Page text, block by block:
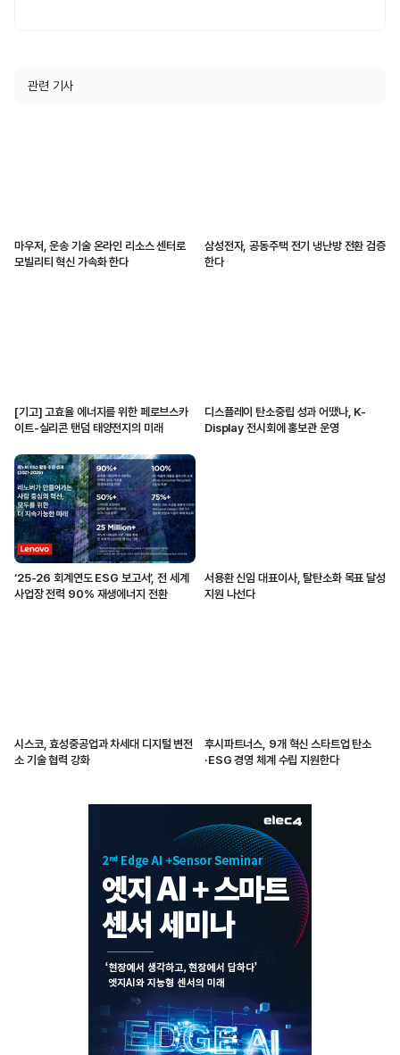
관련 기사
마우저, 운송 기술 온라인 리소스 센터로
모빌리티 혁신 가속화 한다
삼성전자, 공동주택 전기 냉난방 전환 검증
한다
[기고] 고효율 에너지를 위한 페로브스카
이트-실리콘 탠덤 태양전지의 미래
디스플레이 탄소중립 성과 어땠나, K-
Display 전시회에 홍보관 운영
‘25-26 회계연도 ESG 보고서’, 전 세계
사업장 전력 90% 재생에너지 전환
서용환 신임 대표이사, 탈탄소화 목표 달성
지원 나선다
시스코, 효성중공업과 차세대 디지털 변전
소 기술 협력 강화
후시파트너스, 9개 혁신 스타트업 탄소
·ESG 경영 체계 수립 지원한다